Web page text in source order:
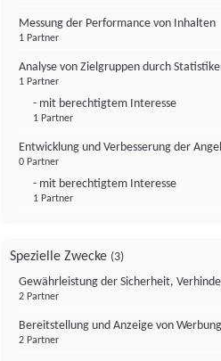
Messung der Performance von Inhalten
1 Partner
Analyse von Zielgruppen durch
1 Partner
- mit berechtigtem Interesse
1 Partner
Entwicklung und Verbesserung der
0 Partner
- mit berechtigtem Interesse
1 Partner
Spezielle Zwecke (3)
Gewährleistung der Sicherheit,
2 Partner
Bereitstellung und Anzeige von
2 Partner